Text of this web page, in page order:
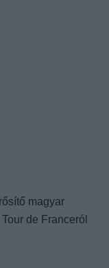
magyar
de Franceról